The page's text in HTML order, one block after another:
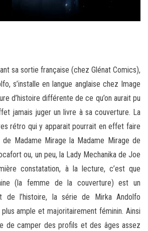
sa sortie française (chez Glénat Comics),
s’installe en langue anglaise chez Image
d’histoire différente de ce qu’on aurait pu
jamais juger un livre à sa couverture. La
rétro qui y apparait pourrait en effet faire
Madame Mirage la Madame Mirage de
ou, un peu, la Lady Mechanika de Joe
constatation, à la lecture, c’est que
(la femme de la couverture) est un
de l’histoire, la série de Mirka Andolfo
ample et majoritairement féminin. Ainsi
de camper des profils et des âges assez